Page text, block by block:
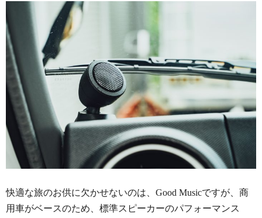
快適な旅のお供に欠かせないのは、Good Musicですが、商
用車がベースのため、標準スピーカーのパフォーマンス